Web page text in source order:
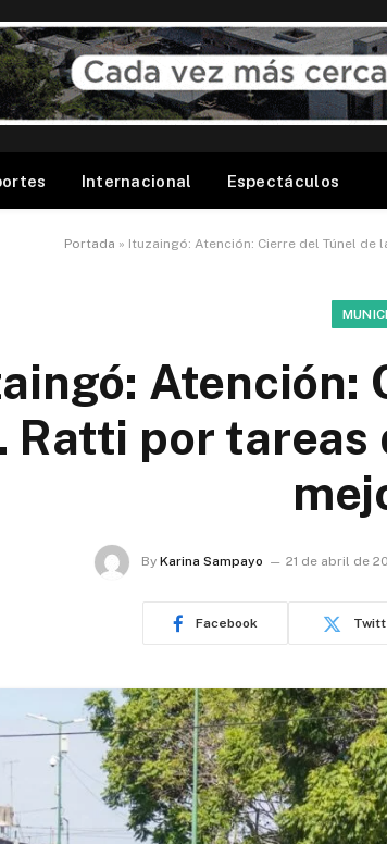
Internacional Espectáculos
Portada » Ituzaingó: Atención: Cierre del Túnel de
Atención:
Ratti por
By Karina Sampayo 21 de abril de
Facebook